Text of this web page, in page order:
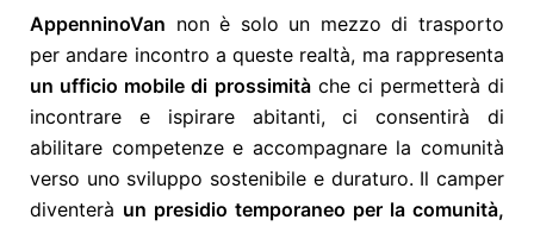
AppenninoVan non è solo un mezzo di trasporto
per andare incontro a queste realtà, ma rappresenta
un ufficio mobile di prossimitàche ci permetterà di
incontrare e ispirare abitanti, ci consentirà di
abilitare competenze e accompagnare la comunità
verso uno sviluppo sostenibile e duraturo. Il camper
diventerà un presidio temporaneo per la comunità,